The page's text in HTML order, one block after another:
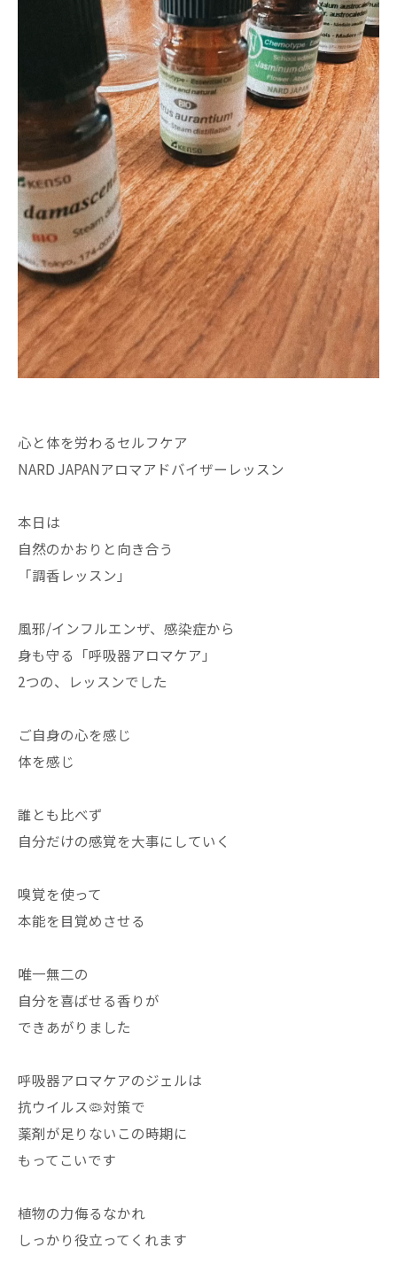
心と体を労わるセルフケア
NARD JAPANアロマアドバイザーレッスン
本日は
自然のかおりと向き合う
「調香レッスン」
風邪/インフルエンザ、感染症から
身も守る「呼吸器アロマケア」
2つの、レッスンでした
ご自身の心を感じ
体を感じ
誰とも比べず
自分だけの感覚を大事にしていく
嗅覚を使って
本能を目覚めさせる
唯一無二の
自分を喜ばせる香りが
できあがりました
呼吸器アロマケアのジェルは
抗ウイルス🦠対策で
薬剤が足りないこの時期に
もってこいです
植物の力侮るなかれ
しっかり役立ってくれます